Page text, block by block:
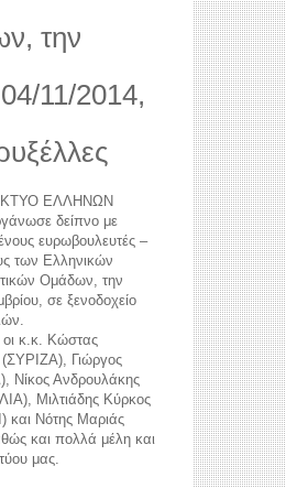
την
11/2014,
ΕΛΛΗΝΩΝ
δείπνο με
ευρωβουλευτές –
των Ελληνικών
Ομάδων, την
σε ξενοδοχείο
κ.κ. Κώστας
Γιώργος
Νίκος Ανδρουλάκης
Μιλτιάδης Κύρκος
Νότης Μαριάς
και πολλά μέλη και
μας.